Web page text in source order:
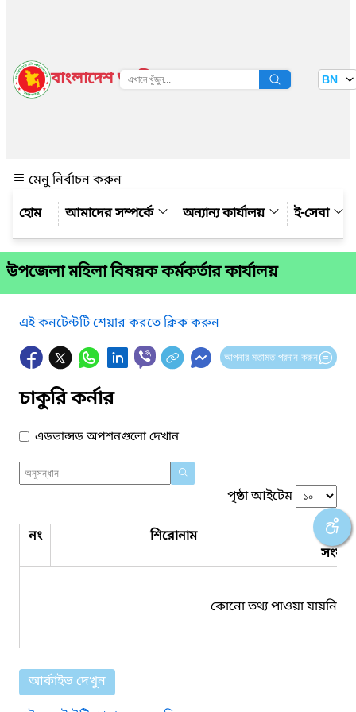
বাংলাদেশ জাতীয় তথ্য বাতায়ন BN
মেনু নির্বাচন করুন
আমাদের সম্পর্কে
অন্যান্য কার্যালয় ই-সেবা
উপজেলা মহিলা বিষয়ক কর্মকর্তার কার্যালয়
এই কনটেন্টটি শেয়ার করতে ক্লিক করুন
আপনার মতামত প্রদান করুন
চাকুরি কর্নার
এডভান্সড অপশনগুলো দেখান
পৃষ্ঠা আইটেম
নং শিরোনাম
কোনো তথ্য পাওয়া যায়নি।
আর্কাইভ দেখুন